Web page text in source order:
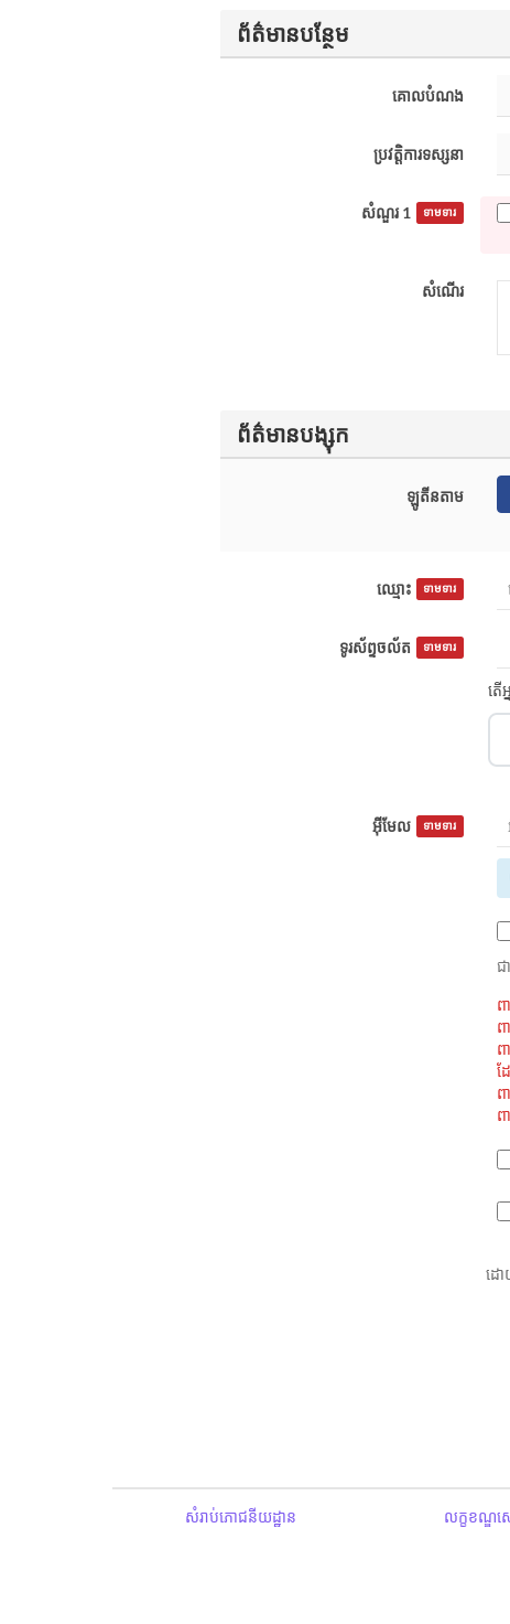
ព័ត៌មានបន្ថែម
គោលបំណង
ប្រវត្តិការទស្សនា
សំណួរ 1 ទាមទារ
សំណើរ
ព័ត៌មានបង្សុក
ឡូតីនតាម
ឈ្មោះ ទាមទារ
ទូរស័ព្ទចល័ត ទាមទារ
តើ
អ៊ីមែល ទាមទារ
ជ
ព
ព
ព
ដ
ព
ព
ដោ
សំរាប់ភោជនីយដ្ឋាន លក្ខខណ្ឌស